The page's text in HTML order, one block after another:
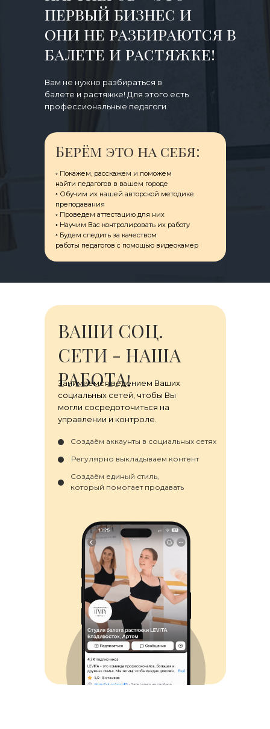
первый бизнес и
они не разбираются в
балете и растяжке!
Вам не нужно разбираться в
балете и растяжке! Для этого есть
профессиональные педагоги
Берём это на себя:
◦ Покажем, расскажем и поможем
ㅤнайти педагогов в вашем городе
◦ Обучим их нашей авторской методике
преподавания
◦ Проведем аттестацию для них
◦ Научим Вас контролировать их работу
◦ Будем следить за качеством
ㅤработы педагогов с помощью видеокамер
Создаём аккаунты в социальных сетях
Регулярно выкладываем контент
Создаём единый стиль,
который помогает продавать
ВАШИ СОЦ.
СЕТИ - НАША
РАБОТА!
Занимаемся ведением Ваших
социальных сетей, чтобы Вы
могли сосредоточиться на
управлении и контроле.